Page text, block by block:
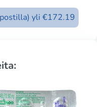
yli €172.19